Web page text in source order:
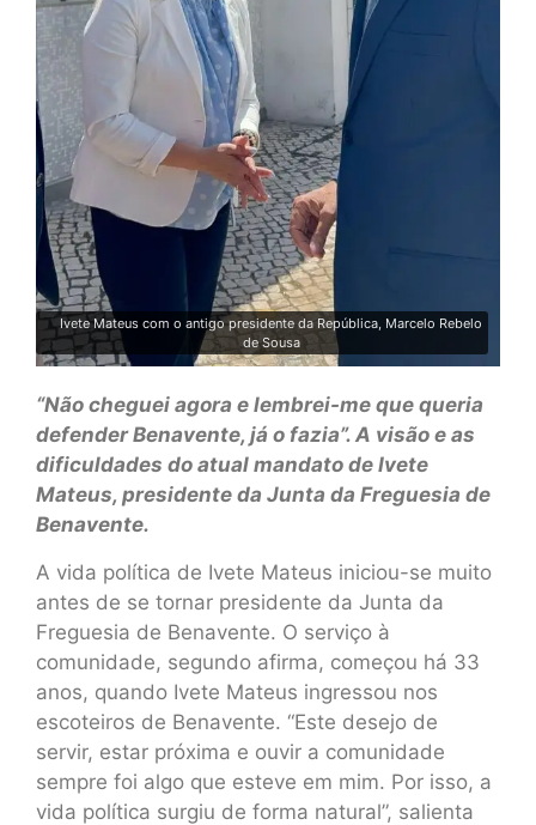
Ivete Mateus com o antigo presidente da República, Marcelo Rebelo
de Sousa
“Não cheguei agora e lembrei-me que queria
defender Benavente, já o fazia”. A visão e as
dificuldades do atual mandato de Ivete
Mateus, presidente da Junta da Freguesia de
Benavente.
A vida política de Ivete Mateus iniciou-se muito
antes de se tornar presidente da Junta da
Freguesia de Benavente. O serviço à
comunidade, segundo afirma, começou há 33
anos, quando Ivete Mateus ingressou nos
escoteiros de Benavente. “Este desejo de
servir, estar próxima e ouvir a comunidade
sempre foi algo que esteve em mim. Por isso, a
vida política surgiu de forma natural”, salienta